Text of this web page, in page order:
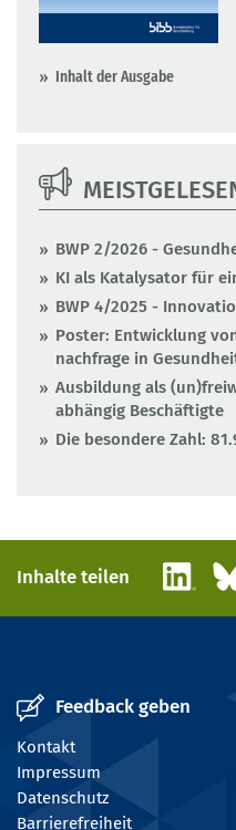
Inhalt der Ausgabe
BWP 2/2026 -
KI als Katalysator für
BWP 4/2025 -
Poster: Entwicklung
nachfrage in
Ausbildung als
abhängig Beschäftigte
Die besondere Zahl:
Inhalte teilen
Feedback geben
Kontakt
Impressum
Datenschutz
Barrierefreiheit